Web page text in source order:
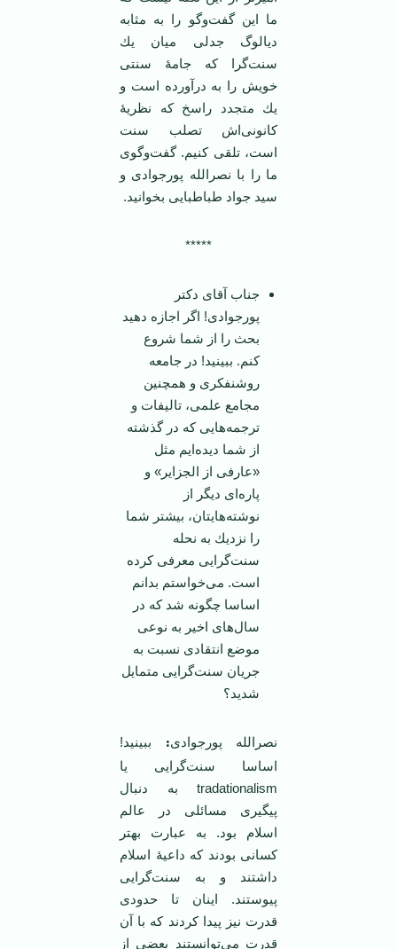
ما این گفت‌وگو را به مثابه
دیالوگ جدلی میان یك
سنت‌گرا كه جامۀ سنتی
خویش را به درآورده است و
یك متجدد راسخ كه نظریۀ
كانونی‌اش تصلب سنت
است، تلقی كنیم. گفت‌وگوی
ما را با نصرالله پورجوادی و
سید جواد طباطبایی بخوانید.
*****
جناب آقای دكتر
پورجوادی! اگر اجازه دهید
بحث را از شما شروع
كنم. ببینید! در جامعه
روشنفكری و همچنین
مجامع علمی، تالیفات و
ترجمه‌هایی كه در گذشته
از شما دیده‌ایم مثل
«عارفی از الجزایر» و
پاره‌ای دیگر از
نوشته‌هایتان، بیشتر شما
را نزدیك به نحله
سنت‌گرایی معرفی كرده
است. می‌خواستم بدانم
اساسا چگونه شد كه در
سال‌های اخیر به نوعی
موضع انتقادی نسبت به
جریان سنت‌گرایی متمایل
شدید؟
نصرالله پورجوادی: ببینید!
اساسا سنت‌گرایی یا
tradationalism به دنبال
پیگیری مسائلی در عالم
اسلام بود. به عبارت بهتر
كسانی بودند كه داعیۀ اسلام
داشتند و به سنت‌گرایی
پیوستند. اینان تا حدودی
قدرت نیز پیدا كردند كه با آن
قدرت می‌توانستند بعضی از